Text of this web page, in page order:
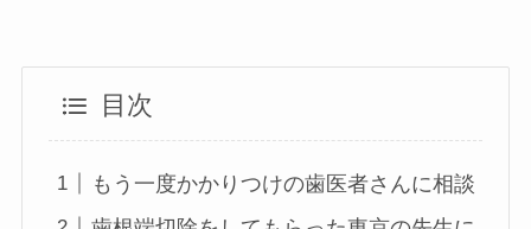
目次
もう一度かかりつけの歯医者さんに相談